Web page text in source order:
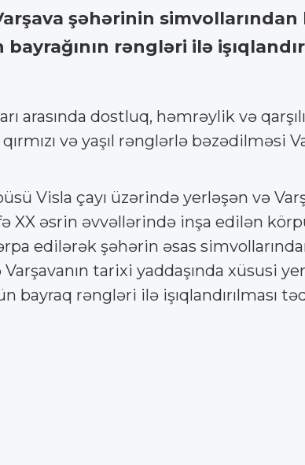
şəhərinin
rəngləri ilə
arasında dostluq, həmrəylik və
və yaşıl rənglərlə bəzədilməsi
Visla çayı üzərində yerləşən və
XX əsrin əvvəllərində inşa edilən
edilərək şəhərin əsas
tarixi yaddaşında xüsusi
rəngləri ilə işıqlandırılması